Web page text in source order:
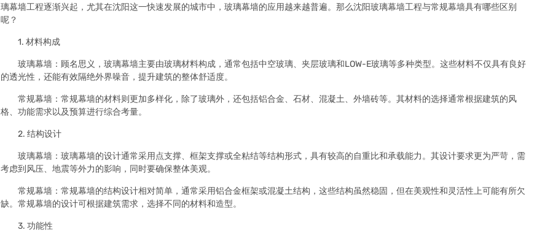
璃幕墙工程逐渐兴起，尤其在沈阳这一快速发展的城市中，玻璃幕墙的应用越来越普遍。那么沈阳玻璃幕墙工程与常规幕墙具有哪些区别
呢？
1. 材料构成
玻璃幕墙：顾名思义，玻璃幕墙主要由玻璃材料构成，通常包括中空玻璃、夹层玻璃和LOW-E玻璃等多种类型。这些材料不仅具有良好
的透光性，还能有效隔绝外界噪音，提升建筑的整体舒适度。
常规幕墙：常规幕墙的材料则更加多样化，除了玻璃外，还包括铝合金、石材、混凝土、外墙砖等。其材料的选择通常根据建筑的风
格、功能需求以及预算进行综合考量。
2. 结构设计
玻璃幕墙：玻璃幕墙的设计通常采用点支撑、框架支撑或全粘结等结构形式，具有较高的自重比和承载能力。其设计要求更为严苛，需
考虑到风压、地震等外力的影响，同时要确保整体美观。
常规幕墙：常规幕墙的结构设计相对简单，通常采用铝合金框架或混凝土结构，这些结构虽然稳固，但在美观性和灵活性上可能有所欠
缺。常规幕墙的设计可根据建筑需求，选择不同的材料和造型。
3. 功能性